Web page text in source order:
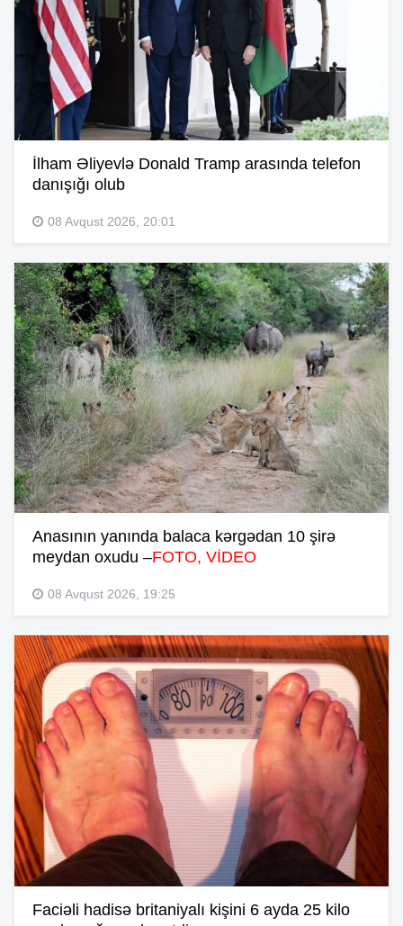
İlham Əliyevlə Donald Tramp arasında telefon
danışığı olub
08 Avqust 2026, 20:01
Anasının yanında balaca kərgədan 10 şirə
meydan oxudu –FOTO, VİDEO
08 Avqust 2026, 19:25
Faciəli hadisə britaniyalı kişini 6 ayda 25 kilo